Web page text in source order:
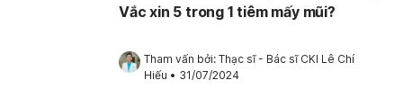
Vắc xin 5 trong 1 tiêm mấy mũi?
Tham vấn bởi: Thạc sĩ - Bác sĩ CKI Lê Chí
Hiếu • 31/07/2024